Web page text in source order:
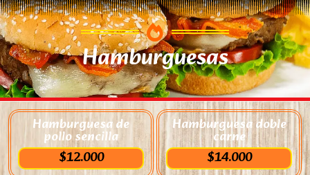
Hamburguesas
Hamburguesa de
pollo sencilla
$12.000
Hamburguesa doble
carne
$14.000